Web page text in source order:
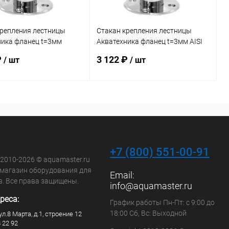
лестницы
фланец t=3мм
/ шт
Стакан крепления лестницы
Акватехника фланец t=3мм AISI
3 122 ₽/ шт
К сравнению
2026 © aquamaster.ru
оборудования для
Все права защищены.
Марта, д.1, строение 12
22 92
+7 (800) 551-00-91
Email:
info@aquamaster.ru
График работы Пн-Пт: с 9:00 до
18:00 Сб, Вс: Выходной